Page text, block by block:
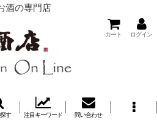
酒の専門店
カート ログイン
す 注目キーワード 問い合わせ